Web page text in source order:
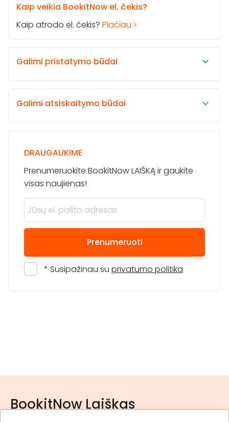
Kaip veikia BookitNow el. čekis?
Kaip atrodo el. čekis? Plačiau
Galimi pristatymo būdai
Galimi atsiskaitymo būdai
DRAUGAUKIME
Prenumeruokite BookitNow LAIŠKĄ ir gaukite
visas naujienas!
Prenumeruoti
* Susipažinau su privatumo politika
BookitNow Laiškas